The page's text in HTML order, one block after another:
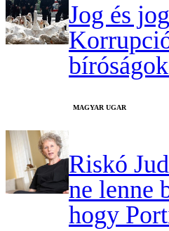
Jog és
MAGYAR UGAR
Riskó
ne lenne
hogy